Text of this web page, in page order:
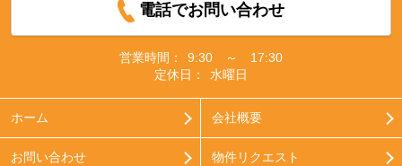
電話でお問い合わせ
営業時間：
9:30 ～ 17:30
定休日：
水曜日
ホーム 会社概要
お問い合わせ 物件リクエスト